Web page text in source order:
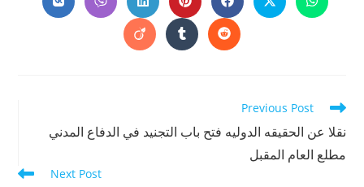
Opens
in
Opens
in
window
Opens
in
a
new
window
Opens
in
a
new
window
Opens
in
a
new
window
Opens
in
Opens
in
Opens
in
Opens
in
Opens
in
Read
more
articles
Previous Post
نقلا عن الحقيقه الدوليه فتح باب التجنيد في الدفاع المدني
مطلع العام المقبل
Next Post